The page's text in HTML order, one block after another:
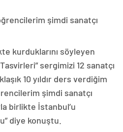
şimdi sanatçı
kurduklarını söyleyen
sergimizi 12 sanatçı
10 yıldır ders verdiğim
şimdi sanatçı
birlikte İstanbul’u
diye konuştu.